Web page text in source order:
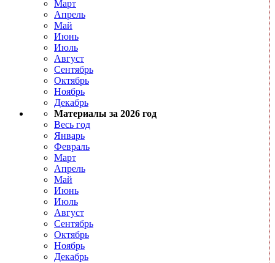
Март
Апрель
Май
Июнь
Июль
Август
Сентябрь
Октябрь
Ноябрь
Декабрь
Материалы за 2026 год
Весь год
Январь
Февраль
Март
Апрель
Май
Июнь
Июль
Август
Сентябрь
Октябрь
Ноябрь
Декабрь